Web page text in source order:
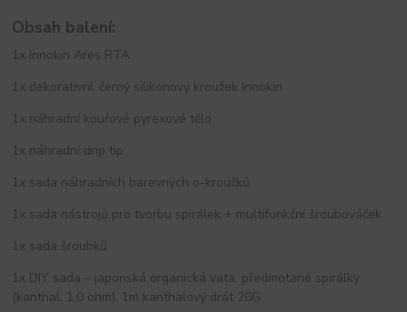
Obsah balení:
1x Innokin Ares RTA
1x dekorativní, černý silikonový kroužek Innokin
1x náhradní kouřové pyrexové tělo
1x náhradní drip tip
1x sada náhradních barevných o-kroužků
1x sada nástrojů pro tvorbu spirálek + multifunkční šroubováček
1x sada šroubků
1x DIY sada – japonská organická vata, předmotané spirálky
(kanthal, 1,0 ohm), 1m kanthalový drát 26G